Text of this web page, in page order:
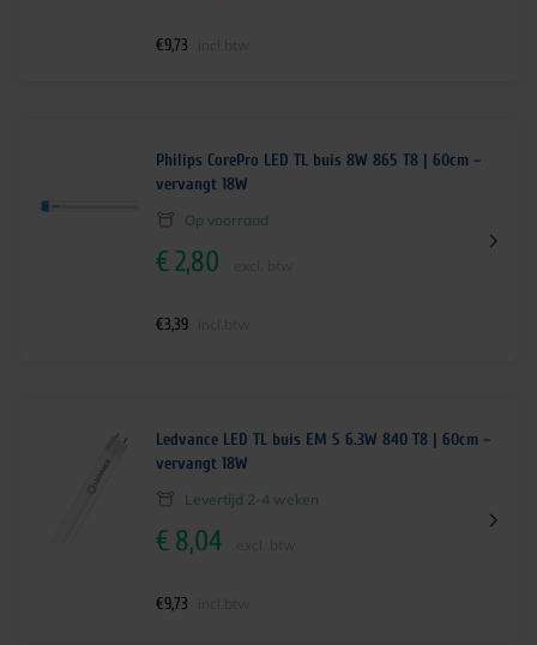
€9,73
Philips CorePro LED TL buis 8W 865 T8 | 60cm –
vervangt 18W
Op voorraad
€2,80
€3,39
Ledvance LED TL buis EM S 6.3W 840 T8 | 60cm –
vervangt 18W
Levertijd 2-4 weken
€ 8,04
€9,73